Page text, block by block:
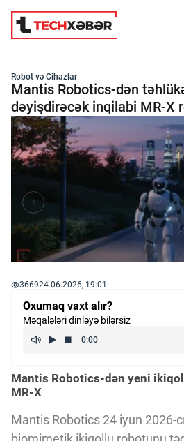
Süni İntellekt
Elm və Kosmos
Texnoloji İnkişaf
İnnovasiya və Startaplar
Robot və Cihazlar
Kriptovalyuta
ÇƏRƏZLƏR SİYASƏTİ
İSTIFADƏ ŞƏRTLƏRİ
Robot və Cihazlar
Mantis Robotics-dən
dəyişdirəcək inqilabi MR-X
366924.06.2026, 19:01
Oxumaq vaxt alır?
Məqalələri dinləyə bilərsiz
Mantis Robotics-dən yeni
MR-X
Mantis Robotics 24 iyun 2026-